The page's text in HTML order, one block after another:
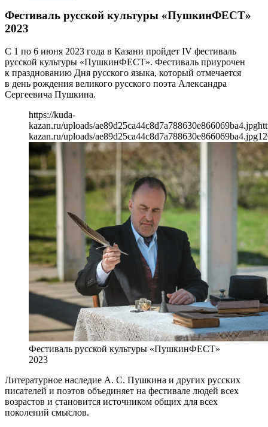
Фестиваль русской культуры «ПушкинФЕСТ»
2023
С 1 по 6 июня 2023 года в Казани пройдет IV фестиваль
русской культуры «ПушкинФЕСТ». Фестиваль приурочен
к празднованию Дня русского языка, который отмечается
в день рождения великого русского поэта Александра
Сергеевича Пушкина.
https://kuda-
kazan.ru/uploads/ae89d25ca44c8d7a788630e866069ba4.jpg
kazan.ru/uploads/ae89d25ca44c8d7a788630e866069ba4.jpg
Фестиваль русской культуры «ПушкинФЕСТ»
2023
Литературное наследие А. С. Пушкина и других русских
писателей и поэтов объединяет на фестивале людей всех
возрастов и становится источником общих для всех
поколений смыслов.